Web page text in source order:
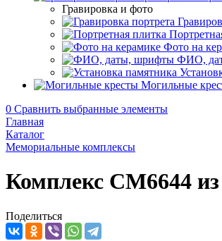
Гравировка и фото
Фото на
ФИО,
Могильные
0 Сравнить выбранные элементы
Главная
Каталог
Мемориальные комплексы
Комплекс CM6644
Поделиться